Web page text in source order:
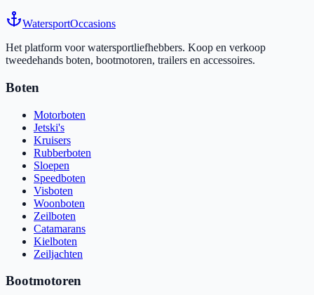
WatersportOccasions
Het platform voor watersportliefhebbers. Koop en verkoop
tweedehands boten, bootmotoren, trailers en accessoires.
Boten
Motorboten
Jetski's
Kruisers
Rubberboten
Sloepen
Speedboten
Visboten
Woonboten
Zeilboten
Catamarans
Kielboten
Zeiljachten
Bootmotoren